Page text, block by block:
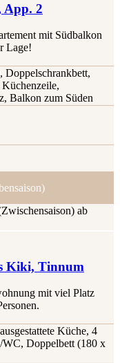
App. 2
mit Südbalkon
Lage!
Doppelschrankbett,
Balkon zum Süden
ab
Kiki, Tinnum
mit viel Platz
Küche, 4
Doppelbett (180 x